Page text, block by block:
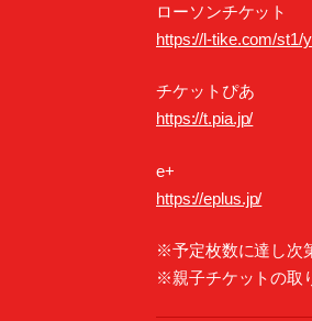
ローソンチケット
https://l-tike.com/st1/
チケットぴあ
https://t.pia.jp/
e+
https://eplus.jp/
※予定枚数に達し次
※親子チケットの取